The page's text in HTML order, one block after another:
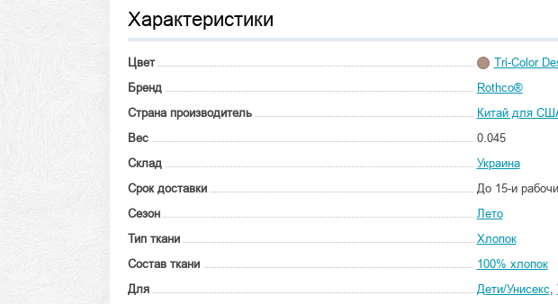
Характеристики
Цвет
Tri-Color
Бренд
Rothco®
Страна производитель
Китай для
Вес
0.045
Склад
Украина
Срок доставки
До 15-и
Сезон
Лето
Тип ткани
Хлопок
Состав ткани
100% хлопок
Для
Дети/Унисекс,